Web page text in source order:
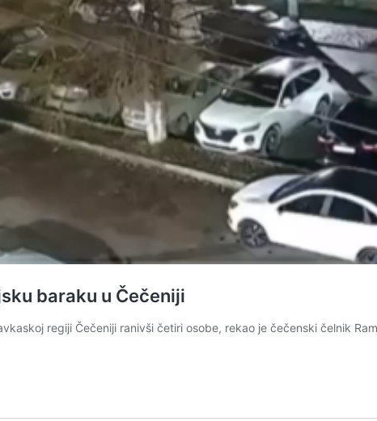
baraku u Čečeniji
regiji Čečeniji ranivši četiri osobe, rekao je čečenski čelnik